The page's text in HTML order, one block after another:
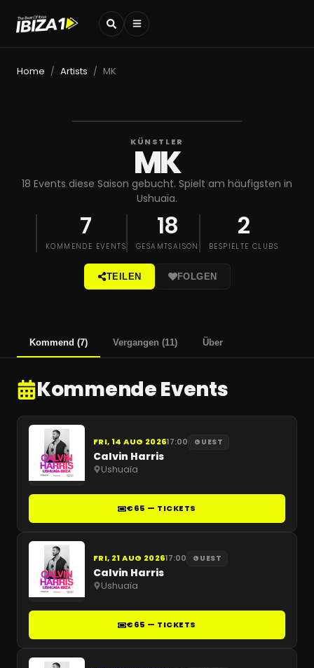
Home / Artists / MK
KÜNSTLER
MK
18 Events diese Saison gebucht. Spielt am häufigsten in
Ushuaïa.
7
KOMMENDE EVENTS
18
GESAMTSAISON
2
BESPIELTE CLUBS
TEILEN FOLGEN
Kommend (7) Vergangen (11) Über
Kommende Events
FRI, 14 AUG 202617:00 GUEST
Calvin Harris
Ushuaïa
€65 — TICKETS
FRI, 21 AUG 202617:00 GUEST
Calvin Harris
Ushuaïa
€65 — TICKETS